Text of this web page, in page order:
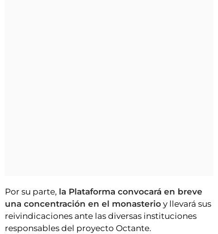
Por su parte, la Plataforma convocará en breve
una concentración en el monasterio y llevará sus
reivindicaciones ante las diversas instituciones
responsables del proyecto Octante.